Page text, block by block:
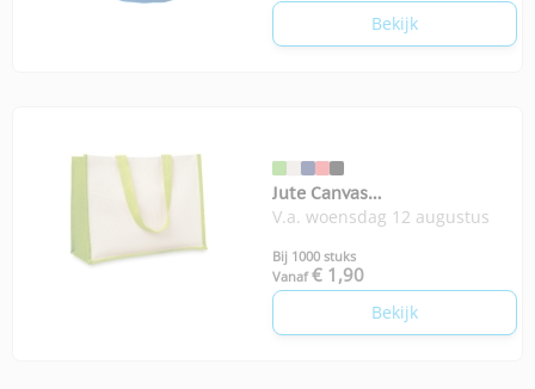
Bekijk
Jute Canvas
boodschappentas Campo de
V.a. woensdag 12 augustus
Bij 1000 stuks
Vanaf € 1,90
Bekijk